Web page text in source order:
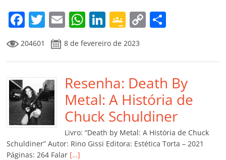
F
a
c
e
b
o
o
k
T
w
itt
er
E
m
ai
l
W
at
s
A
p
p
Li
k
e
dI
n
G
o
o
gl
e
Cl
a
ss
ro
C
y
Li
n
k
p
ar
til
h
ar
204601 8 de fevereiro de 2023
Resenha: Death By
Metal: A História de
Chuck Schuldiner
Livro: “Death by Metal: A História de Chuck
Schuldiner” Autor: Rino Gissi Editora: Estética Torta – 2021
Páginas: 264 Falar […]